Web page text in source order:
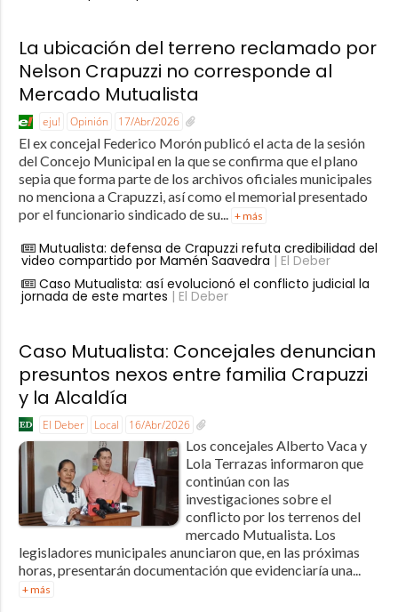
La ubicación del terreno reclamado por
Nelson Crapuzzi no corresponde al
Mercado Mutualista
eju! Opinión 17/Abr/2026
El ex concejal Federico Morón publicó el acta de la sesión
del Concejo Municipal en la que se confirma que el plano
sepia que forma parte de los archivos oficiales municipales
no menciona a Crapuzzi, así como el memorial presentado
por el funcionario sindicado de su...
+ más
Mutualista: defensa de Crapuzzi refuta credibilidad del
video compartido por Mamén Saavedra | El Deber
Caso Mutualista: así evolucionó el conflicto judicial la
jornada de este martes | El Deber
Caso Mutualista: Concejales denuncian
presuntos nexos entre familia Crapuzzi
y la Alcaldía
El Deber Local 16/Abr/2026
Los concejales Alberto Vaca y
Lola Terrazas informaron que
continúan con las
investigaciones sobre el
conflicto por los terrenos del
mercado Mutualista. Los
legisladores municipales anunciaron que, en las próximas
horas, presentarán documentación que evidenciaría una...
+ más